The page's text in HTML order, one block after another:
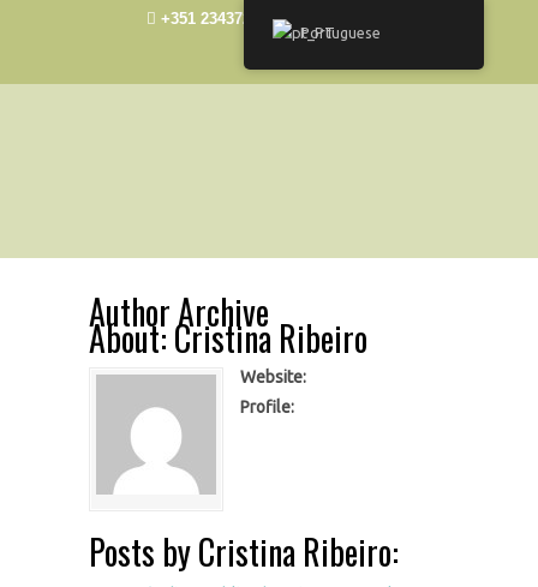
+351 234372492
Author Archive
About: Cristina Ribeiro
Website:
Profile:
Posts by Cristina Ribeiro:
Portuguese